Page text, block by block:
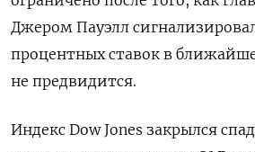
Джером Пауэлл
процентных ставок в
не предвидится.
Индекс Dow Jones закрылся